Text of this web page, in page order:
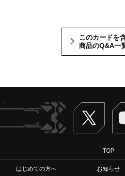
このカードを
商品のQ&A一
Twitter
TOP
はじめての方へ お知らせ